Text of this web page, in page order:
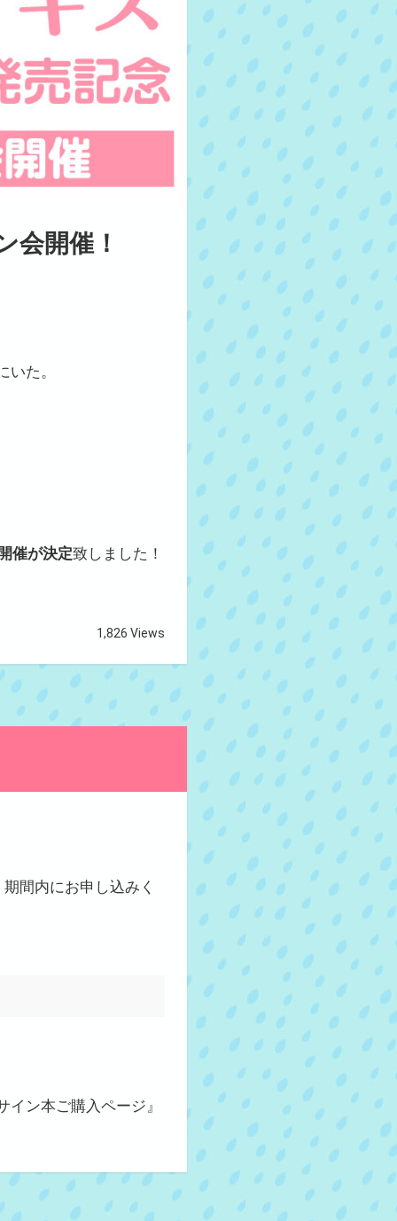
会開催！
た。
催が決定致しました！
1,826 Views
間内にお申し込みく
ン本ご購入ページ』